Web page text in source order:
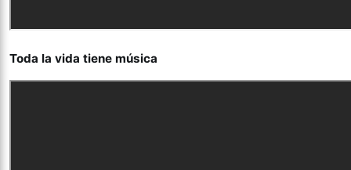
Toda la vida tiene música